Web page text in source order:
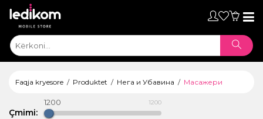
Faqja kryesore Produktet Нега и Убавина Масажери
Çmimi:
1200
1200